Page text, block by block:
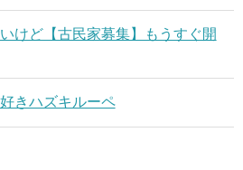
けど【古民家募集】もうすぐ開
きハズキルーペ